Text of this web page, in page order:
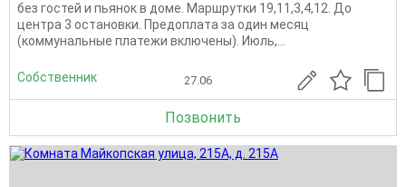
без гостей и пьянок в доме. Маршрутки 19,11,3,4,12. До
центра 3 остановки. Предоплата за один месяц
(коммунальные платежи включены). Июль,...
Собственник 27.06
Позвонить